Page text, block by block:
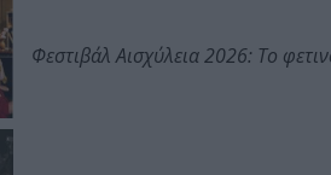
Φεστιβάλ Αισχύλεια 2026: Το